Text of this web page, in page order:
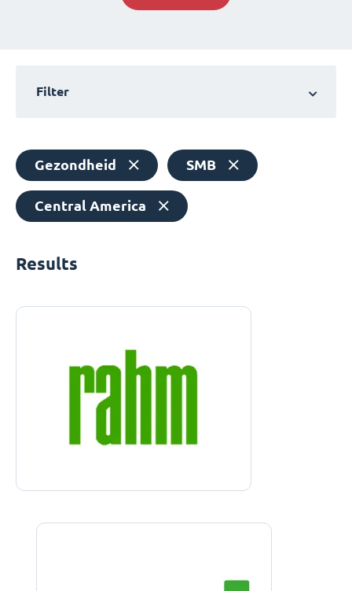
Filter
Gezondheid SMB
Central America
Results